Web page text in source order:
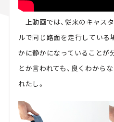
上動画では、従来のキャス
ルで同じ路面を走行している
かに静かになっていることが
とか言われても、良くわから
れたし。